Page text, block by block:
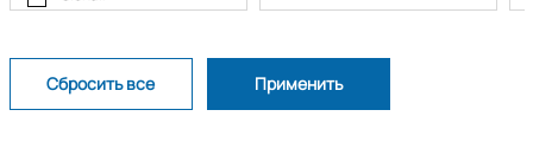
MH Connectors